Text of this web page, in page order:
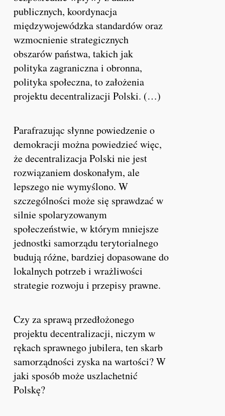
publicznych, koordynacja
międzywojewódzka standardów oraz
wzmocnienie strategicznych
obszarów państwa, takich jak
polityka zagraniczna i obronna,
polityka społeczna, to założenia
projektu decentralizacji Polski. (…)
Parafrazując słynne powiedzenie o
demokracji można powiedzieć więc,
że decentralizacja Polski nie jest
rozwiązaniem doskonałym, ale
lepszego nie wymyślono. W
szczególności może się sprawdzać w
silnie spolaryzowanym
społeczeństwie, w którym mniejsze
jednostki samorządu terytorialnego
budują różne, bardziej dopasowane do
lokalnych potrzeb i wrażliwości
strategie rozwoju i przepisy prawne.
Czy za sprawą przedłożonego
projektu decentralizacji, niczym w
rękach sprawnego jubilera, ten skarb
samorządności zyska na wartości? W
jaki sposób może uszlachetnić
Polskę?